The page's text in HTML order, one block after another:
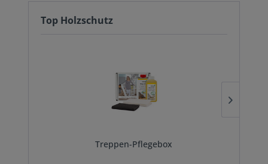
Top Holzschutz
Treppen-Pflegebox